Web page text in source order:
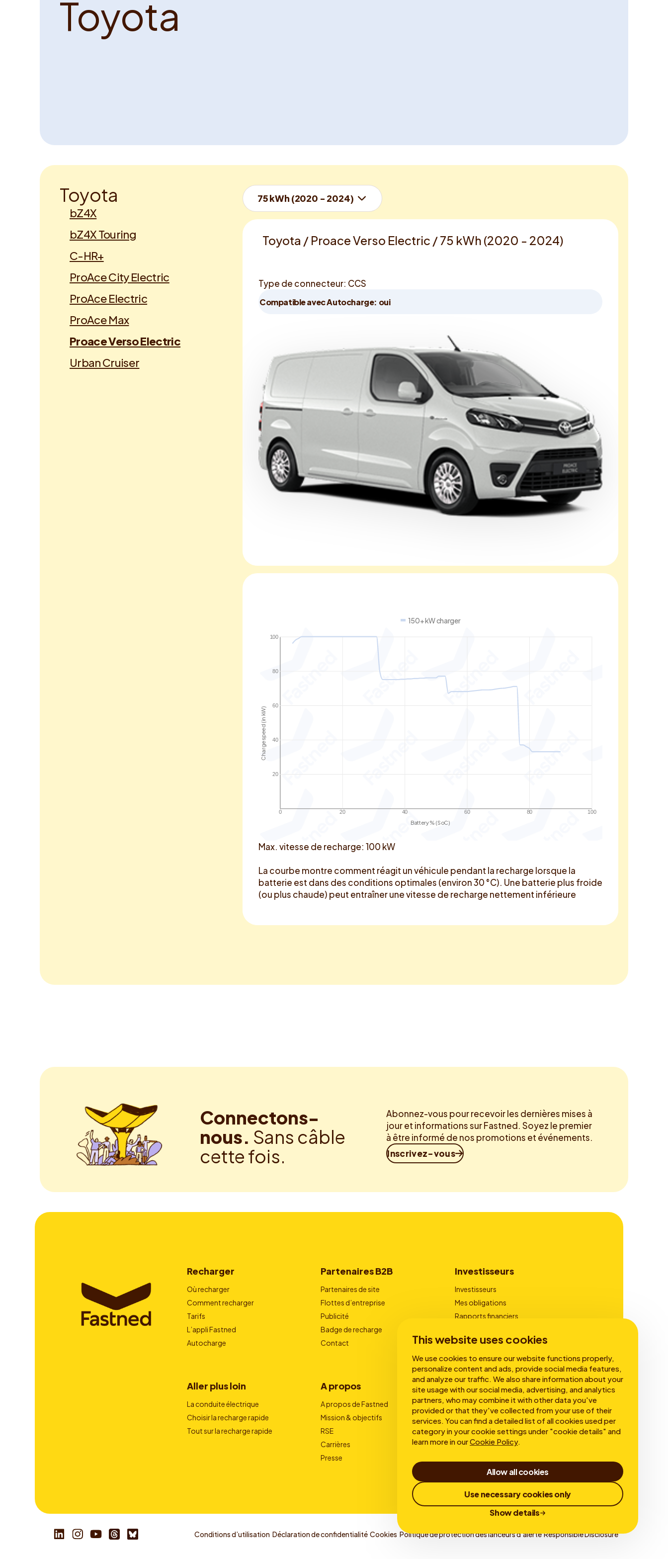
This website uses cookies
We use cookies to ensure our website functions properly,
personalize content and ads, provide social media features,
and analyze our traffic. We also share information about your
site usage with our social media, advertising, and analytics
partners, who may combine it with other data you've
provided or that they've collected from your use of their
services. You can find a detailed list of all cookies used per
category in your cookie settings under "cookie details" and
learn more in ourCookie Policy.
Allow all cookies
Use necessary cookies only
Show details
Toyota
Toyota
bZ4X
bZ4X Touring
C-HR+
ProAce City Electric
ProAce Electric
ProAce Max
Proace Verso Electric
Urban Cruiser
75 kWh (2020 - 2024)
Toyota / Proace Verso Electric / 75 kWh (2020 - 2024)
Type de connecteur: CCS
Compatible avec Autocharge: oui
150+ kW charger
0 20 40 60 80 100
20
40
60
80
100
Battery % (SoC)
Charge speed (in kW)
Max. vitesse de recharge: 100 kW
La courbe montre comment réagit un véhicule pendant la recharge lorsque la
batterie est dans des conditions optimales (environ 30 °C). Une batterie plus froide
(ou plus chaude) peut entraîner une vitesse de recharge nettement inférieure
Connectons-
nous. Sans câble
cette fois.
Abonnez-vous pour recevoir les dernières mises à
jour et informations sur Fastned. Soyez le premier
à être informé de nos promotions et événements.
Inscrivez-vous
Recharger
Où recharger
Comment recharger
Tarifs
L’appli Fastned
Autocharge
Partenaires B2B
Partenaires de site
Flottes d’entreprise
Publicité
Badge de recharge
Contact
Investisseurs
Investisseurs
Mes obligations
Rapports financiers
Aller plus loin
La conduite électrique
Choisir la recharge rapide
Tout sur la recharge rapide
A propos
A propos de Fastned
Mission & objectifs
RSE
Carrières
Presse
Conditions d’utilisation Déclaration de confidentialité Cookies Politique de protection des lanceurs d'alerte Responsible Disclosure